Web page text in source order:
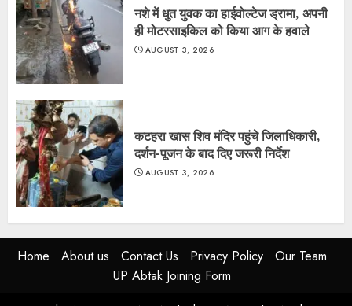
नशे में धुत युवक का हाईवोल्टेज ड्रामा, अपनी
ही मोटरसाइकिल को किया आग के हवाले
AUGUST 3, 2026
कटहरा खास शिव मंदिर पहुंचे जिलाधिकारी,
दर्शन-पूजन के बाद दिए जरूरी निर्देश
AUGUST 3, 2026
Home About us Contact Us Privacy Policy
Our Team
UP Abtak Joining Form